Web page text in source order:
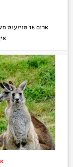
ארום 15